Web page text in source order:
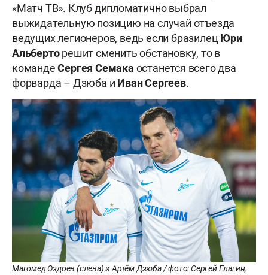
«Матч ТВ». Клуб дипломатично выбрал
выжидательную позицию на случай отъезда
ведущих легионеров, ведь если бразилец Юри
Альберторешит сменить обстановку, то в
командеСергея Семака останется всего два
форварда – Дзюба и Иван Сергеев.
Магомед Оздоев (слева) и Артём Дзюба / фото: Сергей Елагин,